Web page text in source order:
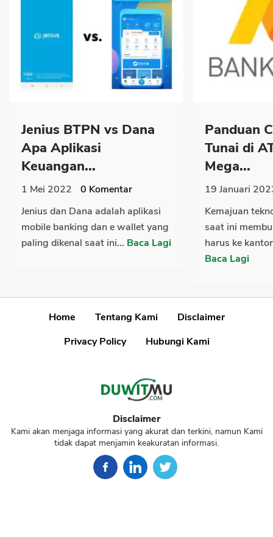
Jenius BTPN vs Dana
Apa Aplikasi
Keuangan...
1 Mei 2022 0 Komentar
Jenius dan Dana adalah aplikasi
mobile banking dan e wallet yang
paling dikenal saat ini... Baca Lagi
Panduan
Tunai di
Mega...
19 Januari
Kemajuan
saat ini
harus ke
Baca Lagi
Home Tentang Kami
Disclaimer
Privacy Policy
Hubungi Kami
Disclaimer
Kami akan menjaga informasi yang akurat dan terkini, namun Kami
tidak dapat menjamin keakuratan informasi.